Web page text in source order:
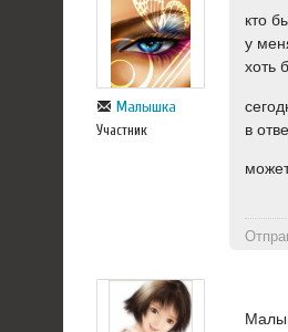
Малышка
Участник
кто
у
хоть
в